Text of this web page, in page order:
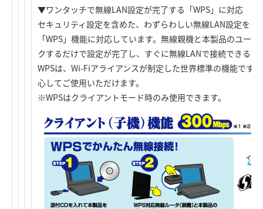
▼ワンタッチで無線LAN設定が完了する「WPS」に対応
セキュリティ設定を含めた、わずらわしい無線LAN設定を
「WPS」機能に対応しています。無線親機と本製品のユー
クするだけで設定が完了し、すぐに無線LANで接続できるよ
WPSは、Wi-Fiアライアンスが制定した世界標準の機能です
心してご使用いただけます。
※WPSはクライアントモード時のみ使用できます。